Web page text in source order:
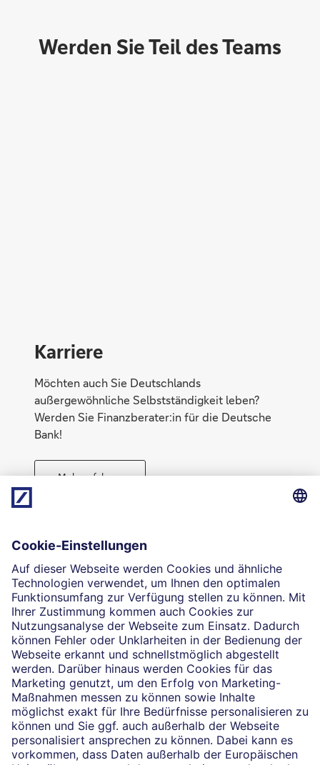
Direktabschluss möglich
Geld anlegen
Werden Sie Teil des Teams
Karriere
Möchten auch Sie Deutschlands
außergewöhnliche Selbstständigkeit leben?
Werden Sie Finanzberater:in für die Deutsche
Bank!
Mehr erfahren
Die selbstständigen Finanzberater:innen beraten in
Finanzgeschäften, die sie für die Deutsche Bank AG
vermitteln dürfen. Das Einverständnis zu den dabei
vermittelten Verträgen sowie in diesem
Zusammenhang erforderliche Erklärungen werden
stets rechtsverbindlich nur durch die Deutsche Bank
AG oder durch die mit ihr kooperierenden
Produktpartner gegeben.
Impressum